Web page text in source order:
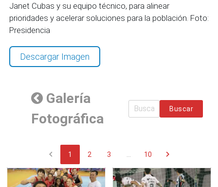
Janet Cubas y su equipo técnico, para alinear
prioridades y acelerar soluciones para la población. Foto:
Presidencia
Descargar Imagen
Galería
Fotográfica
Buscar
chevron_left 1 2 3 10 chevron_right